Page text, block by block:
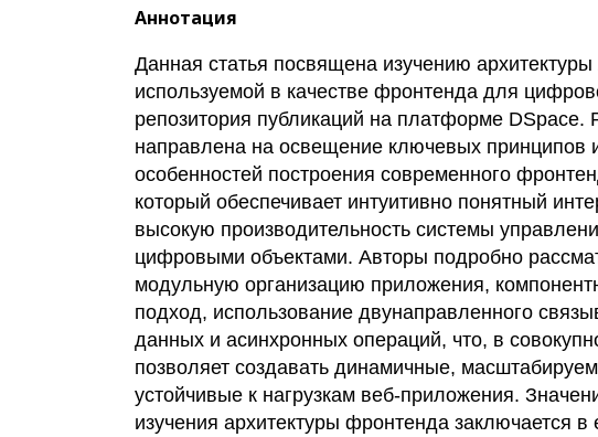
Аннотация
Данная статья посвящена изучению архитектуры
используемой в качестве фронтенда для
репозитория публикаций на платформе DSpace.
направлена на освещение ключевых принципов
особенностей построения современного
который обеспечивает интуитивно понятный
высокую производительность системы
цифровыми объектами. Авторы подробно
модульную организацию приложения,
подход, использование двунаправленного
данных и асинхронных операций, что, в
позволяет создавать динамичные,
устойчивые к нагрузкам веб-приложения.
изучения архитектуры фронтенда заключается в